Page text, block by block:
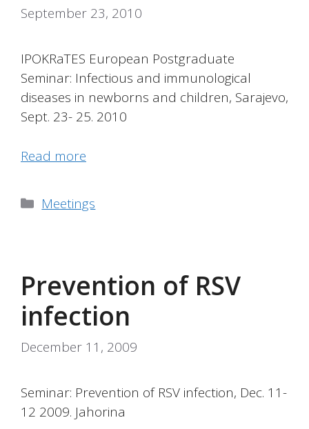
September 23, 2010
IPOKRaTES European Postgraduate
Seminar: Infectious and immunological
diseases in newborns and children, Sarajevo,
Sept. 23- 25. 2010
Read more
Categories
Meetings
Prevention of RSV
infection
December 11, 2009
Seminar: Prevention of RSV infection, Dec. 11-
12 2009. Jahorina